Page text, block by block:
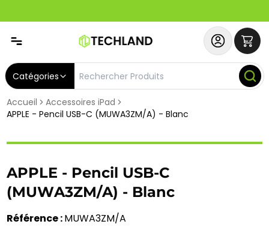
Catégories
Accueil
Accessoires iPad
APPLE - Pencil USB-C (MUWA3ZM/A) - Blanc
APPLE - Pencil USB-C
(MUWA3ZM/A) - Blanc
Référence : MUWA3ZM/A